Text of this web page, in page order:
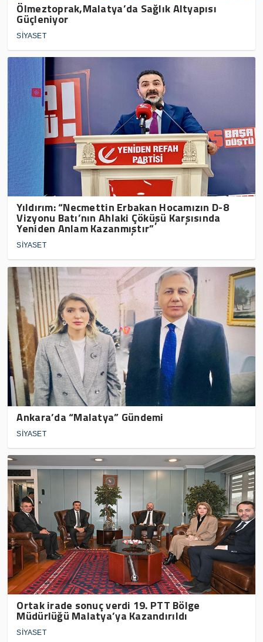
Ölmeztoprak,Malatya’da Sağlık Altyapısı
Güçleniyor
SİYASET
Yıldırım: “Necmettin Erbakan Hocamızın D-8
Vizyonu Batı’nın Ahlaki Çöküşü Karşısında
Yeniden Anlam Kazanmıştır”
SİYASET
Ankara’da “Malatya” Gündemi
SİYASET
Ortak irade sonuç verdi 19. PTT Bölge
Müdürlüğü Malatya’ya Kazandırıldı
SİYASET